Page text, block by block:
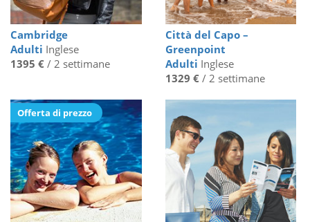
Cambridge
Adulti Inglese
1395 € / 2 settimane
Città del Capo –
Greenpoint
Adulti Inglese
1329 €/ 2 settimane
Offerta di prezzo